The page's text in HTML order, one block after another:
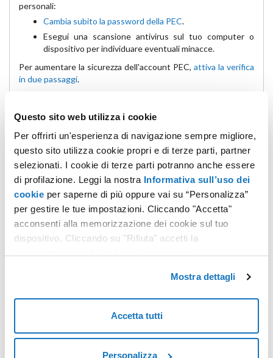
Questo sito web utilizza i cookie
Per offrirti un'esperienza di navigazione sempre migliore,
questo sito utilizza cookie propri e di terze parti, partner
selezionati. I cookie di terze parti potranno anche essere
di profilazione. Leggi la nostra Informativa sull’uso dei
cookie per saperne di più oppure vai su “Personalizza”
per gestire le tue impostazioni. Cliccando "Accetta"
acconsenti alla memorizzazione dei cookie sul tuo
dispositivo. Cliccando su "Rifiuta" accetti la
Mostra dettagli
Accetta tutti
Personalizza
personali:
Cambia subito la password della PEC.
Esegui una scansione antivirus sul tuo computer o
dispositivo per individuare eventuali minacce.
Per aumentare la sicurezza dell'account PEC, attiva la verifica
in due passaggi.
Guide correlate:
Come attivare la verifica in 2 passaggi PEC
Come cambiare la password di accesso alla PEC
Quanto è stata utile questa guida?